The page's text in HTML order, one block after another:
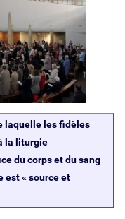
laquelle les fidèles
la liturgie
du corps et du sang
est « source et